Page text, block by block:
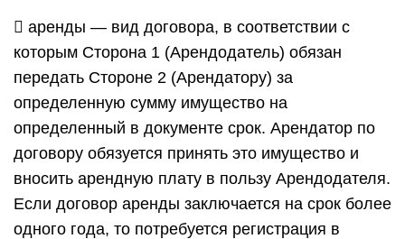
 аренды — вид договора, в соответствии с
которым Сторона 1 (Арендодатель) обязан
передать Стороне 2 (Арендатору) за
определенную сумму имущество на
определенный в документе срок. Арендатор по
договору обязуется принять это имущество и
вносить арендную плату в пользу Арендодателя.
Если договор аренды заключается на срок более
одного года, то потребуется регистрация в